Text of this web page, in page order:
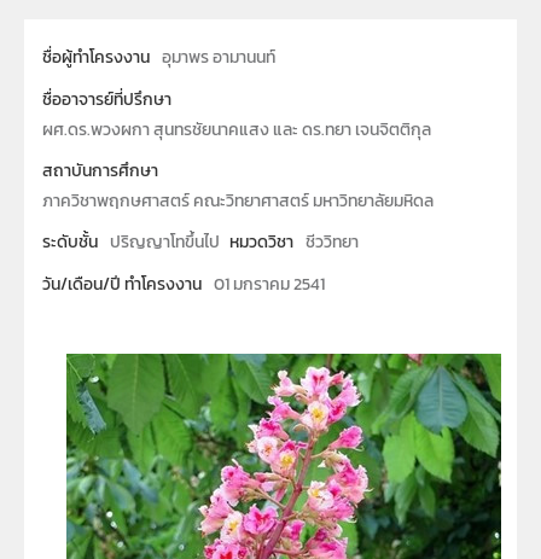
ชื่อผู้ทำโครงงาน อุมาพร อามานนท์
ชื่ออาจารย์ที่ปรึกษา
ผศ.ดร.พวงผกา สุนทรชัยนาคแสง และ ดร.ทยา เจนจิตติกุล
สถาบันการศึกษา
ภาควิชาพฤกษศาสตร์ คณะวิทยาศาสตร์ มหาวิทยาลัยมหิดล
ระดับชั้น ปริญญาโทขึ้นไป หมวดวิชา ชีววิทยา
วัน/เดือน/ปี ทำโครงงาน 01 มกราคม 2541